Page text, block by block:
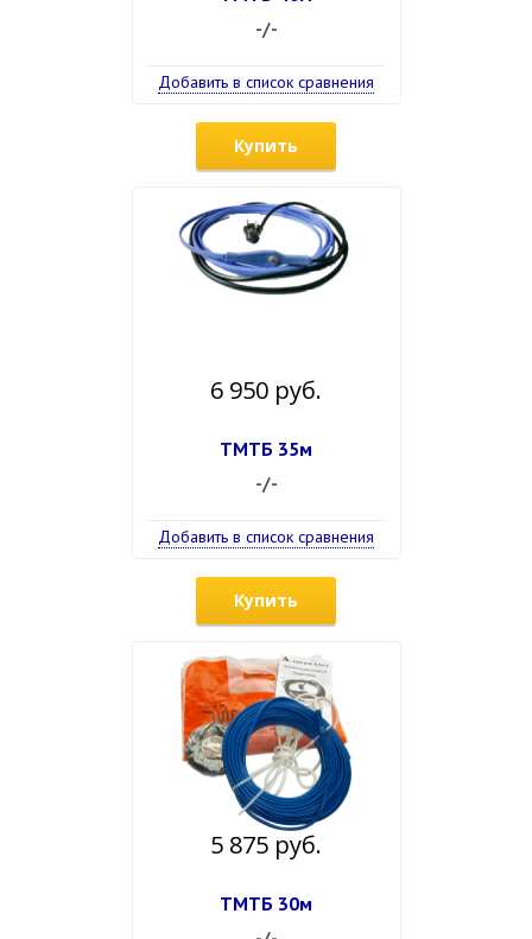
-/-
Добавить в список сравнения
Купить
6 950 руб.
ТМТБ 35м
-/-
Добавить в список сравнения
Купить
5 875 руб.
ТМТБ 30м